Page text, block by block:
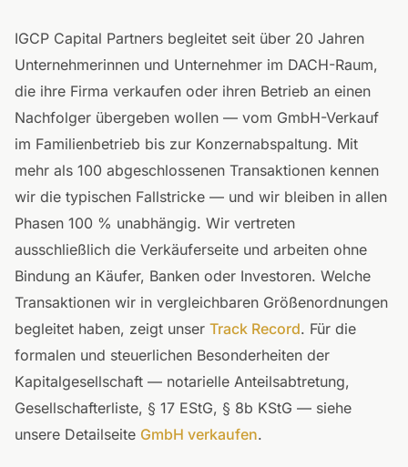
IGCP Capital Partners begleitet seit über 20 Jahren
Unternehmerinnen und Unternehmer im DACH-Raum,
die ihre Firma verkaufen oder ihren Betrieb an einen
Nachfolger übergeben wollen — vom GmbH-Verkauf
im Familienbetrieb bis zur Konzernabspaltung. Mit
mehr als 100 abgeschlossenen Transaktionen kennen
wir die typischen Fallstricke — und wir bleiben in allen
Phasen 100 % unabhängig. Wir vertreten
ausschließlich die Verkäuferseite und arbeiten ohne
Bindung an Käufer, Banken oder Investoren. Welche
Transaktionen wir in vergleichbaren Größenordnungen
begleitet haben, zeigt unser Track Record. Für die
formalen und steuerlichen Besonderheiten der
Kapitalgesellschaft — notarielle Anteilsabtretung,
Gesellschafterliste, § 17 EStG, § 8b KStG — siehe
unsere Detailseite GmbH verkaufen.